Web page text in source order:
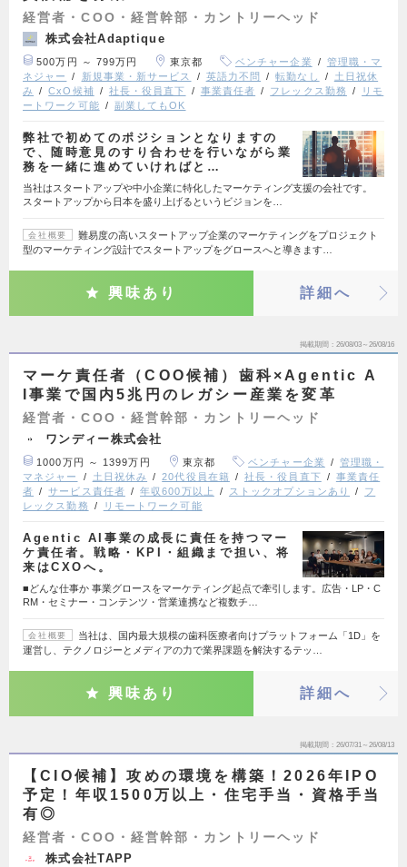
経営者・COO・経営幹部・カントリーヘッド
株式会社Adaptique
500万円 ～ 799万円 東京都 ベンチャー企業
管理職・マ
ネジャー
新規事業・新サービス 英語力不問 転勤なし
土日祝休
み
CxO候補 社長・役員直下 事業責任者 フレックス勤務
リモ
ートワーク可能
副業してもOK
弊社で初めてのポジションとなりますの
で、随時意見のすり合わせを行いながら業
務を一緒に進めていければと…
当社はスタートアップや中小企業に特化したマーケティング支援の会社です。
スタートアップから日本を盛り上げるというビジョンを…
会社概要
難易度の高いスタートアップ企業のマーケティングをプロジェクト
型のマーケティング設計でスタートアップをグロースへと導きます…
興味あり 詳細へ
掲載期間 26/08/03～26/08/16
マーケ責任者（COO候補）歯科×Agentic A
I事業で国内5兆円のレガシー産業を変革
経営者・COO・経営幹部・カントリーヘッド
ワンディー株式会社
1000万円 ～ 1399万円 東京都 ベンチャー企業
管理職・
マネジャー
土日祝休み 20代役員在籍 社長・役員直下
事業責任
者
サービス責任者 年収600万以上 ストックオプションあり
フ
レックス勤務
リモートワーク可能
Agentic AI事業の成長に責任を持つマー
ケ責任者。戦略・KPI・組織まで担い、将
来はCXOへ。
■どんな仕事か 事業グロースをマーケティング起点で牽引します。広告・LP・C
RM・セミナー・コンテンツ・営業連携など複数チ…
会社概要
当社は、国内最大規模の歯科医療者向けプラットフォーム「1D」を
運営し、テクノロジーとメディアの力で業界課題を解決するテッ…
興味あり 詳細へ
掲載期間 26/07/31～26/08/13
【CIO候補】攻めの環境を構築！2026年IPO
予定！年収1500万以上・住宅手当・資格手当
有◎
経営者・COO・経営幹部・カントリーヘッド
株式会社TAPP